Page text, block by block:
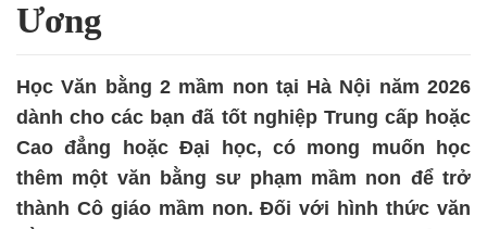
Ương
Học Văn bằng 2 mầm non tại Hà Nội năm 2026
dành cho các bạn đã tốt nghiệp Trung cấp hoặc
Cao đẳng hoặc Đại học, có mong muốn học
thêm một văn bằng sư phạm mầm non để trở
thành Cô giáo mầm non. Đối với hình thức văn